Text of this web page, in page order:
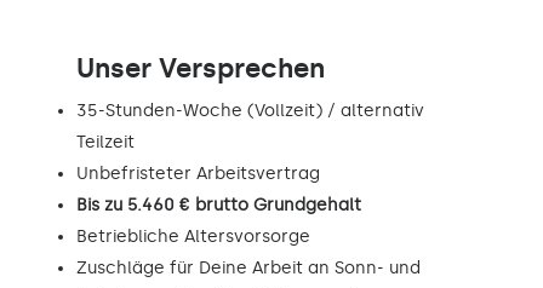
Unser Versprechen
35-Stunden-Woche (Vollzeit) / alternativ
Teilzeit
Unbefristeter Arbeitsvertrag
Bis zu 5.460 € brutto Grundgehalt
Betriebliche Altersvorsorge
Zuschläge für Deine Arbeit an Sonn- und